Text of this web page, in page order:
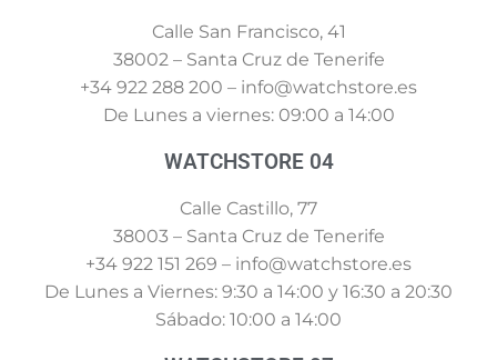
Calle San Francisco, 41
38002 – Santa Cruz de Tenerife
+34 922 288 200 – info@watchstore.es
De Lunes a viernes: 09:00 a 14:00
WATCHSTORE 04
Calle Castillo, 77
38003 – Santa Cruz de Tenerife
+34 922 151 269 – info@watchstore.es
De Lunes a Viernes: 9:30 a 14:00 y 16:30 a 20:30
Sábado: 10:00 a 14:00